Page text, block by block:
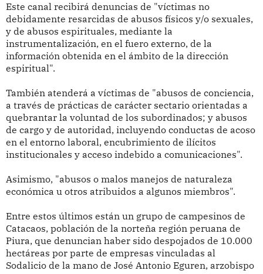
Este canal recibirá denuncias de "víctimas no
debidamente resarcidas de abusos físicos y/o sexuales,
y de abusos espirituales, mediante la
instrumentalización, en el fuero externo, de la
información obtenida en el ámbito de la dirección
espiritual".
También atenderá a víctimas de "abusos de conciencia,
a través de prácticas de carácter sectario orientadas a
quebrantar la voluntad de los subordinados; y abusos
de cargo y de autoridad, incluyendo conductas de acoso
en el entorno laboral, encubrimiento de ilícitos
institucionales y acceso indebido a comunicaciones".
Asimismo, "abusos o malos manejos de naturaleza
económica u otros atribuidos a algunos miembros".
Entre estos últimos están un grupo de campesinos de
Catacaos, población de la norteña región peruana de
Piura, que denuncian haber sido despojados de 10.000
hectáreas por parte de empresas vinculadas al
Sodalicio de la mano de José Antonio Eguren, arzobispo